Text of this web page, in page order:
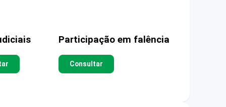
Participação em falência
Consultar